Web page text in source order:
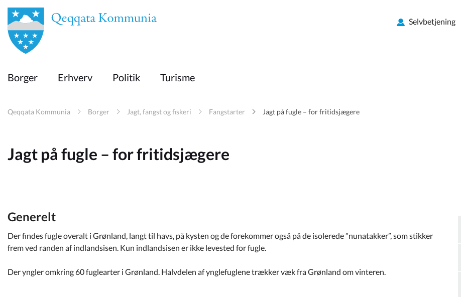
en
Borger
Erhverv
Politik
Turisme
Selvbetjening
Borger Erhverv Politik Turisme
Qeqqata Kommunia Borger Jagt, fangst og fiskeri Fangstarter Jagt på fugle – for fritidsjægere
Jagt på fugle – for fritidsjægere
Generelt
Der findes fugle overalt i Grønland, langt til havs, på kysten og de forekommer også på de isolerede ”nunatakker”, som stikker
frem ved randen af indlandsisen. Kun indlandsisen er ikke levested for fugle.
Der yngler omkring 60 fuglearter i Grønland. Halvdelen af ynglefuglene trækker væk fra Grønland om vinteren.